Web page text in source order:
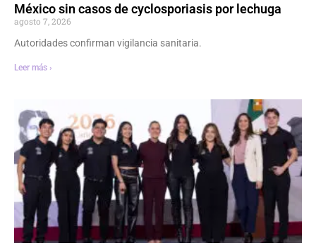
México sin casos de cyclosporiasis por lechuga
agosto 7, 2026
Autoridades confirman vigilancia sanitaria.
Leer más ›